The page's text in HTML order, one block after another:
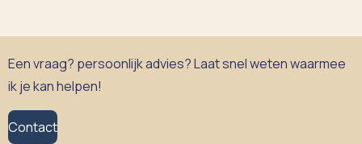
Een vraag? persoonlijk advies? Laat snel weten waarmee
ik je kan helpen!
Contact